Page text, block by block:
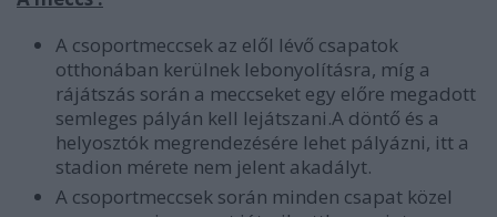
A csoportmeccsek az elől lévő csapatok
otthonában kerülnek lebonyolításra, míg a
rájátszás során a meccseket egy előre megadott
semleges pályán kell lejátszani.A döntő és a
helyosztók megrendezésére lehet pályázni, itt a
stadion mérete nem jelent akadályt.
A csoportmeccsek során minden csapat közel